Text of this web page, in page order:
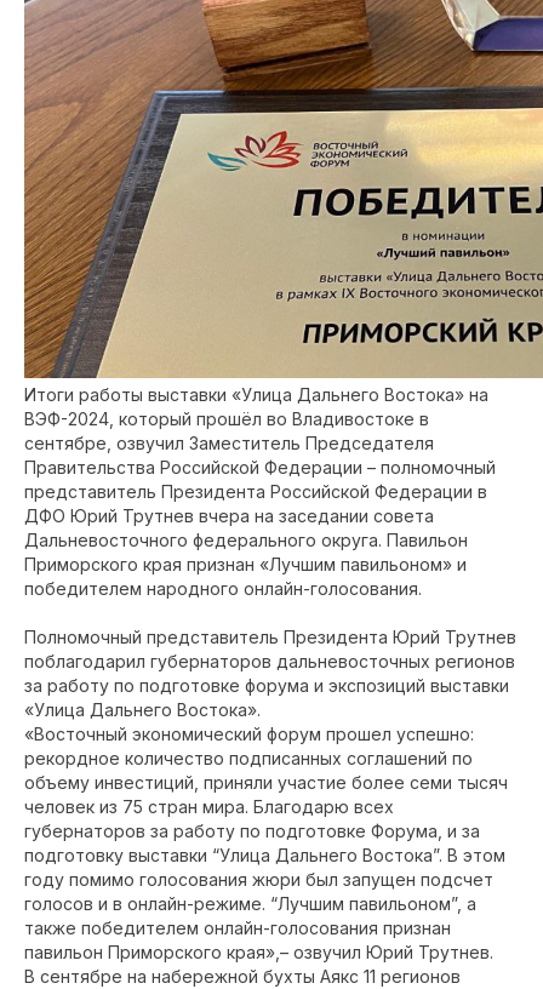
Итоги работы выставки «Улица Дальнего Востока» на
ВЭФ-2024, который прошёл во Владивостоке в
сентябре, озвучил Заместитель Председателя
Правительства Российской Федерации – полномочный
представитель Президента Российской Федерации в
ДФО Юрий Трутнев вчера на заседании совета
Дальневосточного федерального округа. Павильон
Приморского края признан «Лучшим павильоном» и
победителем народного онлайн-голосования.
Полномочный представитель Президента Юрий Трутнев
поблагодарил губернаторов дальневосточных регионов
за работу по подготовке форума и экспозиций выставки
«Улица Дальнего Востока».
«Восточный экономический форум прошел успешно:
рекордное количество подписанных соглашений по
объему инвестиций, приняли участие более семи тысяч
человек из 75 стран мира. Благодарю всех
губернаторов за работу по подготовке Форума, и за
подготовку выставки “Улица Дальнего Востока”. В этом
году помимо голосования жюри был запущен подсчет
голосов и в онлайн-режиме. “Лучшим павильоном”, а
также победителем онлайн-голосования признан
павильон Приморского края»,– озвучил Юрий Трутнев.
В сентябре на набережной бухты Аякс 11 регионов